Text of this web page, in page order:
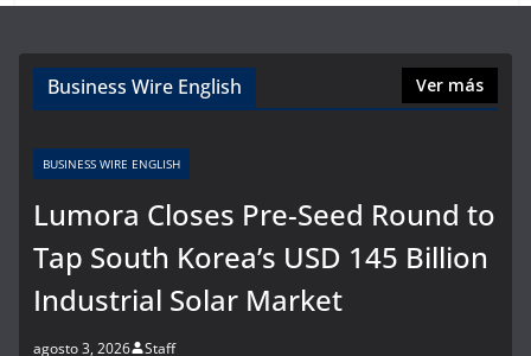
Business Wire English Ver más
BUSINESS WIRE ENGLISH
Lumora Closes Pre-Seed Round to
Tap South Korea’s USD 145 Billion
Industrial Solar Market
agosto 3, 2026 Staff